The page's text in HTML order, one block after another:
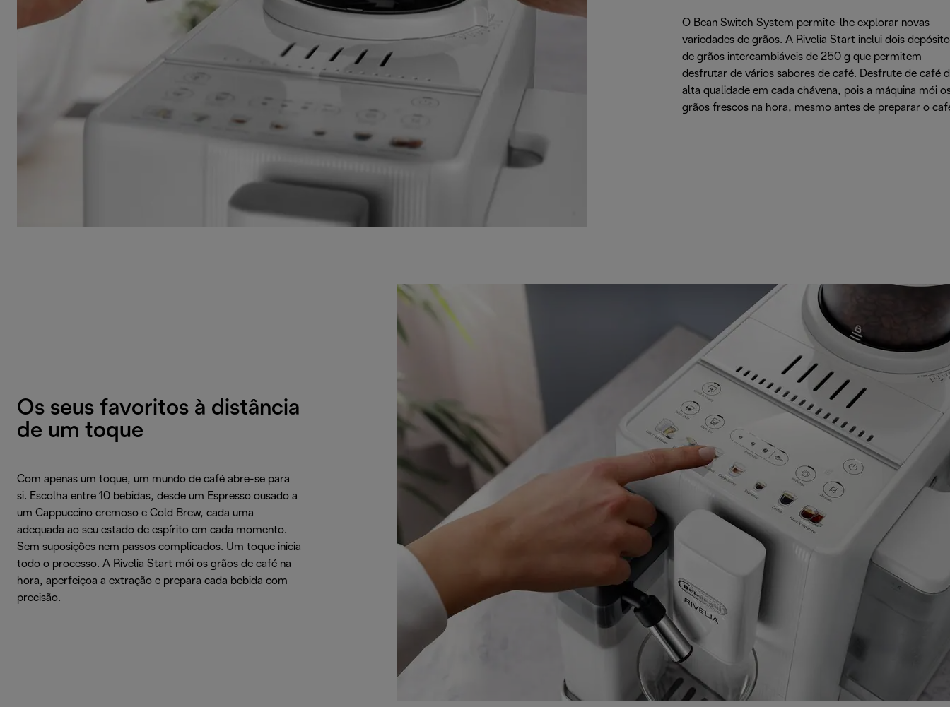
O Bean Switch System permite-lhe explorar novas
variedades de grãos. A Rivelia Start inclui dois
de grãos intercambiáveis de 250 g que permitem
desfrutar de vários sabores de café. Desfrute de café
alta qualidade em cada chávena, pois a máquina mói
grãos frescos na hora, mesmo antes de preparar o
Os seus favoritos à distância
de um toque
Com apenas um toque, um mundo de café abre-se para
si. Escolha entre 10 bebidas, desde um Espresso ousado a
um Cappuccino cremoso e Cold Brew, cada uma
adequada ao seu estado de espírito em cada momento.
Sem suposições nem passos complicados. Um toque inicia
todo o processo. A Rivelia Start mói os grãos de café na
hora, aperfeiçoa a extração e prepara cada bebida com
precisão.